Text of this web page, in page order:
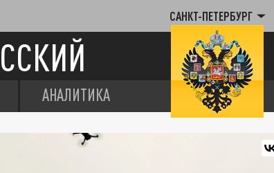
САНКТ-ПЕТЕРБУРГ
АНАЛИТИКА